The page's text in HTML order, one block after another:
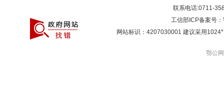
联系电话:0711-
工信部ICP备案号：
网站标识：4207030001 建议采用
鄂公